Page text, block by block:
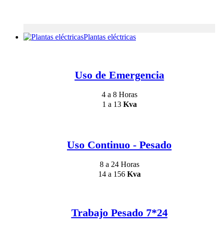
Plantas eléctricas
Uso de Emergencia
4 a 8 Horas
1 a 13 Kva
Uso Continuo - Pesado
8 a 24 Horas
14 a 156 Kva
Trabajo Pesado 7*24